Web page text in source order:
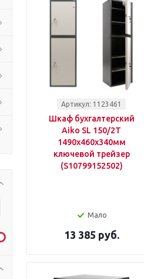
Артикул: 1123461
Шкаф бухгалтерский
Aiko SL 150/2T
1490x460x340мм
ключевой трейзер
(S10799152502)
Мало
13 385 руб.